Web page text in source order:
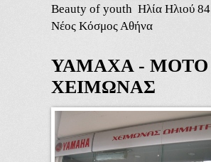
Beauty of youth Ηλία Ηλιού 84
Νέος Κόσμος Αθήνα
ΥΑΜΑΧΑ - ΜΟΤΟ
ΧΕΙΜΩΝΑΣ